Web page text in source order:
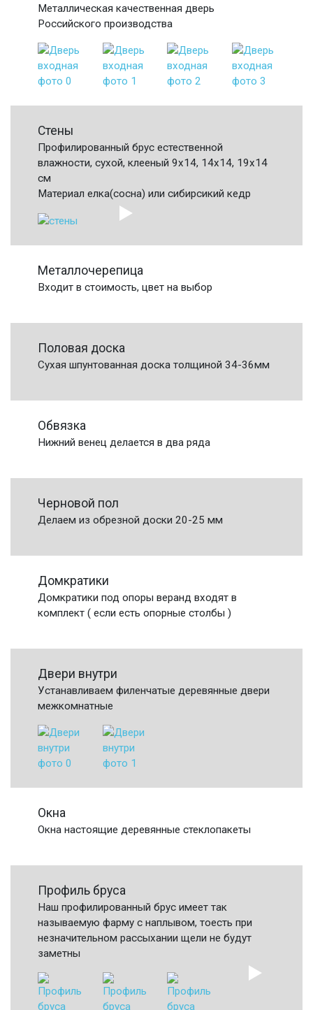
Металлическая качественная дверь
Российского производства
Стены
Профилированный брус естественной
влажности, сухой, клееный 9х14, 14х14, 19х14
см
Материал елка(сосна) или сибирсикий кедр
Металлочерепица
Входит в стоимость, цвет на выбор
Половая доска
Сухая шпунтованная доска толщиной 34-36мм
Обвязка
Нижний венец делается в два ряда
Черновой пол
Делаем из обрезной доски 20-25 мм
Домкратики
Домкратики под опоры веранд входят в
комплект ( если есть опорные столбы )
Двери внутри
Устанавливаем филенчатые деревянные двери
межкомнатные
Окна
Окна настоящие деревянные стеклопакеты
Профиль бруса
Наш профилированный брус имеет так
называемую фарму с наплывом, тоесть при
незначительном рассыхании щели не будут
заметны